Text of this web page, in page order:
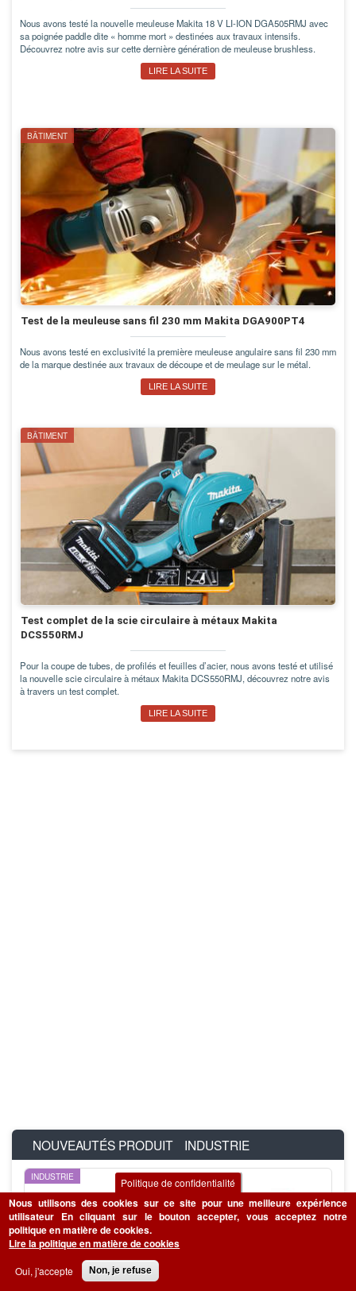
Nous avons testé la nouvelle meuleuse Makita 18 V LI-ION DGA505RMJ avec
sa poignée paddle dite « homme mort » destinées aux travaux intensifs.
Découvrez notre avis sur cette dernière génération de meuleuse brushless.
LIRE LA SUITE
BÂTIMENT
Test de la meuleuse sans fil 230 mm Makita DGA900PT4
Nous avons testé en exclusivité la première meuleuse angulaire sans fil 230 mm
de la marque destinée aux travaux de découpe et de meulage sur le métal.
LIRE LA SUITE
BÂTIMENT
Test complet de la scie circulaire à métaux Makita
DCS550RMJ
Pour la coupe de tubes, de profilés et feuilles d’acier, nous avons testé et utilisé
la nouvelle scie circulaire à métaux Makita DCS550RMJ, découvrez notre avis
à travers un test complet.
LIRE LA SUITE
NOUVEAUTÉS PRODUIT INDUSTRIE
INDUSTRIE Politique de confidentialité
Nous utilisons des cookies sur ce site pour une meilleure expérience
utilisateur En cliquant sur le bouton accepter, vous acceptez notre
politique en matière de cookies.
Lire la politique en matière de cookies
Oui, j'accepte Non, je refuse